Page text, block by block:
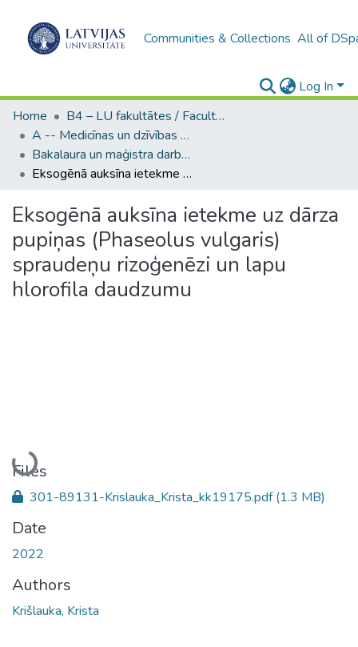
Communities & Collections All of
Log In
Home
B4 – LU fakultātes / Faculties of the UL
A -- Medicīnas un dzīvības zinātņu fakultāte / Faculty of Medicine and Life Sciences
Bakalaura un maģistra darbi (MDZF) / Bachelor's and Master's theses
Eksogēnā auksīna ietekme uz dārza pupiņas (Phaseolus vulgaris) spraudeņu rizoģenēzi un lapu hlorofila daudzumu
Eksogēnā auksīna ietekme uz dārza
pupiņas (Phaseolus vulgaris)
spraudeņu rizoģenēzi un lapu
hlorofila daudzumu
Loading...
Files
301-89131-Krislauka_Krista_kk19175.pdf(1.3 MB)
Date
2022
Authors
Krišlauka, Krista